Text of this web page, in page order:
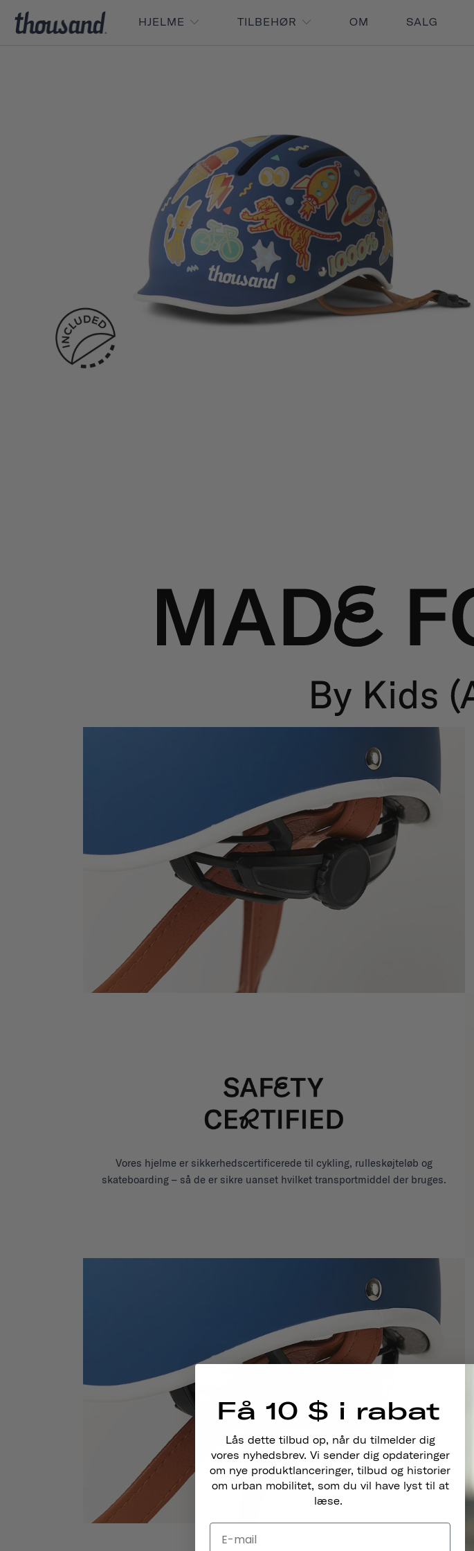
HJELME TILBEHØR OM SALG
Vores hjelme er sikkerhedscertificerede til cykling, rulleskøjteløb og
skateboarding – så de er sikre uanset hvilket transportmiddel der bruges.
Få 10 $ i rabat
Lås dette tilbud op, når du tilmelder dig
vores nyhedsbrev. Vi sender dig opdateringer
om nye produktlanceringer, tilbud og historier
om urban mobilitet, som du vil have lyst til at
læse.